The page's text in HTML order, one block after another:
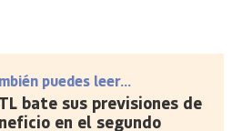
puedes leer...
bate sus previsiones de
en el segundo